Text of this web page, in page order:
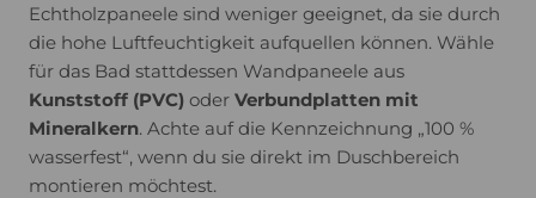
Echtholzpaneele sind weniger geeignet, da sie durch
die hohe Luftfeuchtigkeit aufquellen können. Wähle
für das Bad stattdessen Wandpaneele aus
Kunststoff (PVC) oder Verbundplatten mit
Mineralkern. Achte auf die Kennzeichnung „100 %
wasserfest“, wenn du sie direkt im Duschbereich
montieren möchtest.